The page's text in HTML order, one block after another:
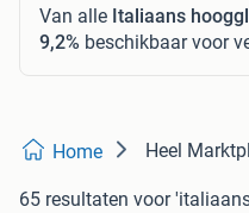
Van alle Italiaans
9,2% beschikbaar voor
Home Heel
65 resultaten voor